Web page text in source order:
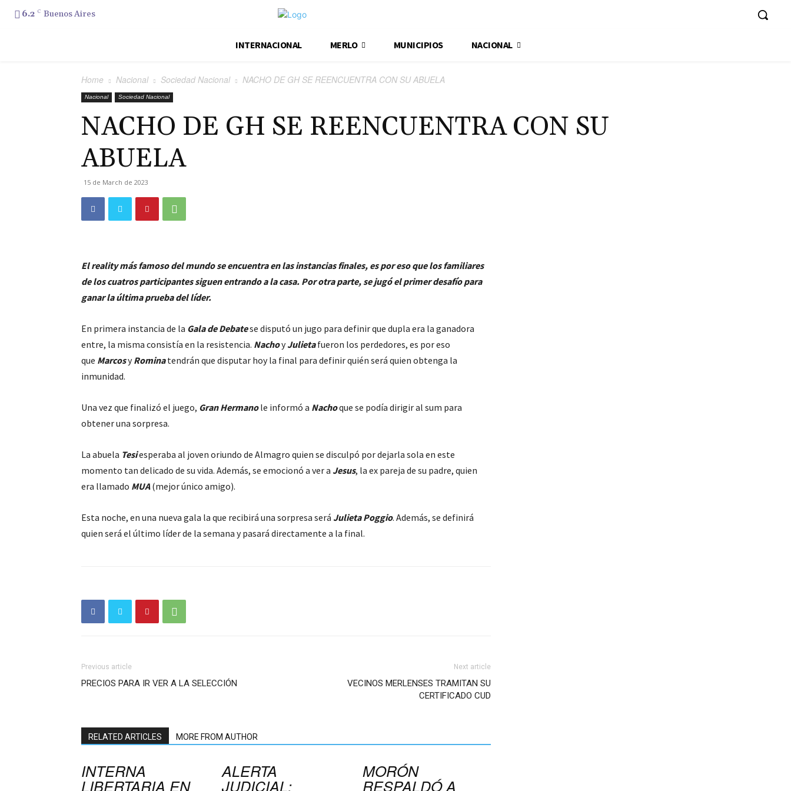
6.2 C Buenos Aires
INTERNACIONAL MERLO MUNICIPIOS NACIONAL
Home Nacional Sociedad Nacional NACHO DE GH SE REENCUENTRA CON SU ABUELA
Nacional Sociedad Nacional
NACHO DE GH SE REENCUENTRA CON SU
ABUELA
15 de March de 2023
El reality más famoso del mundo se encuentra en las instancias finales, es por eso que los familiares
de los cuatros participantes siguen entrando a la casa. Por otra parte, se jugó el primer desafío para
ganar la última prueba del líder.
En primera instancia de la Gala de Debatese disputó un jugo para definir que dupla era la ganadora
entre, la misma consistía en la resistencia. NachoyJulietafueron los perdedores, es por eso
que MarcosyRominatendrán que disputar hoy la final para definir quién será quien obtenga la
inmunidad.
Una vez que finalizó el juego, Gran Hermanole informó a Nachoque se podía dirigir al sum para
obtener una sorpresa.
La abuela Tesiesperaba al joven oriundo de Almagro quien se disculpó por dejarla sola en este
momento tan delicado de su vida. Además, se emocionó a ver a Jesus, la ex pareja de su padre, quien
era llamado MUA(mejor único amigo).
Esta noche, en una nueva gala la que recibirá una sorpresa será Julieta Poggio. Además, se definirá
quien será el último líder de la semana y pasará directamente a la final.
Previous article
PRECIOS PARA IR VER A LA SELECCIÓN
Next article
VECINOS MERLENSES TRAMITAN SU
CERTIFICADO CUD
RELATED ARTICLES MORE FROM AUTHOR
INTERNA
LIBERTARIA EN
ALERTA
JUDICIAL:
MORÓN
RESPALDÓ A